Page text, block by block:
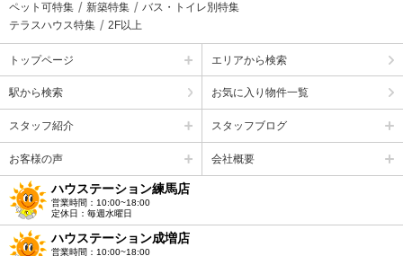
ペット可特集 新築特集
バス・トイレ別特集
テラスハウス特集
2F以上
トップページ エリアから検索
駅から検索 お気に入り物件一覧
スタッフ紹介 スタッフブログ
お客様の声 会社概要
ハウステーション練馬店
営業時間：10:00~18:00
定休日：毎週水曜日
ハウステーション成増店
営業時間：10:00~18:00